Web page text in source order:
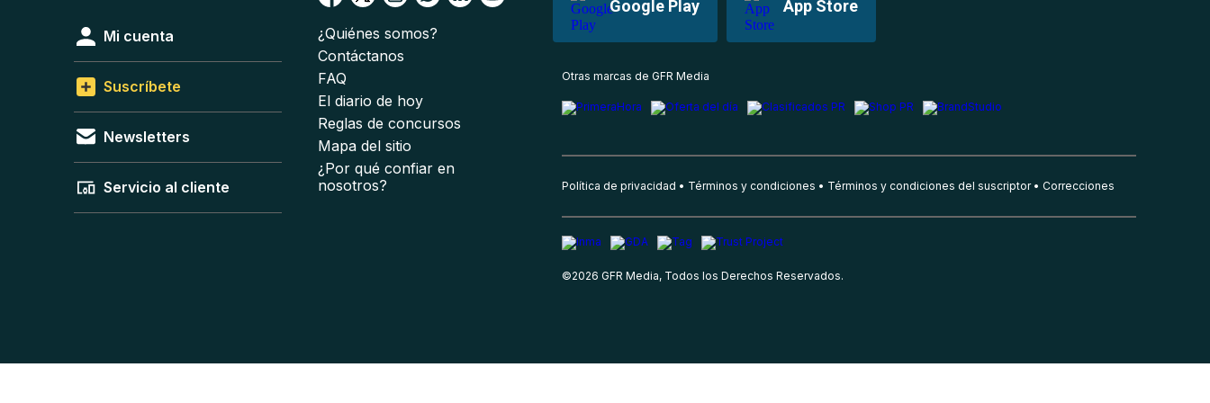
Google Play App Store
Mi cuenta
Suscríbete
Newsletters
Servicio al cliente
¿Quiénes somos?
Contáctanos
FAQ
El diario de hoy
Reglas de concursos
Mapa del sitio
¿Por qué confiar en
nosotros?
Otras marcas de GFR Media
Política de privacidad Términos y condiciones Términos y condiciones del suscriptor Correcciones
©2026 GFR Media, Todos los Derechos Reservados.